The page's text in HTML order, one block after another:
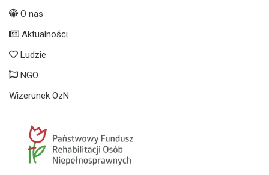
O nas
Aktualności
Ludzie
NGO
Wizerunek OzN